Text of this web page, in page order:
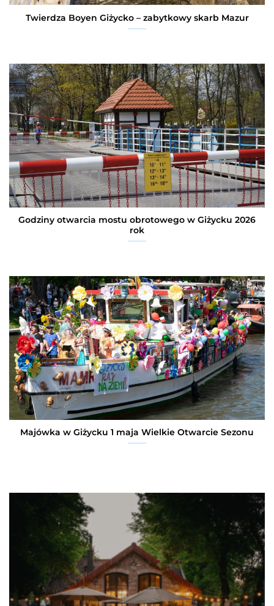
Twierdza Boyen Giżycko – zabytkowy skarb Mazur
Godziny otwarcia mostu obrotowego w Giżycku 2026
rok
Majówka w Giżycku 1 maja Wielkie Otwarcie Sezonu